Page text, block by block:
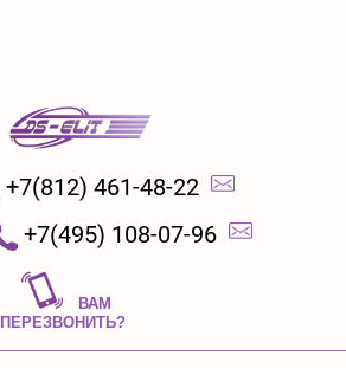
+7(812) 461-48-22
+7(495) 108-07-96
ВАМ
ПЕРЕЗВОНИТЬ?